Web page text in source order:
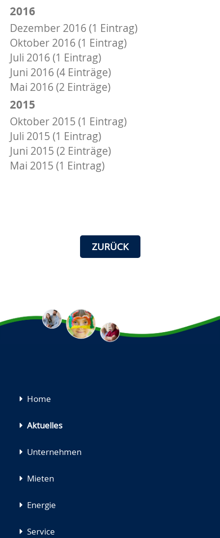
2016
Dezember 2016 (1 Eintrag)
Oktober 2016 (1 Eintrag)
Juli 2016 (1 Eintrag)
Juni 2016 (4 Einträge)
Mai 2016 (2 Einträge)
2015
Oktober 2015 (1 Eintrag)
Juli 2015 (1 Eintrag)
Juni 2015 (2 Einträge)
Mai 2015 (1 Eintrag)
ZURÜCK
Navigation
Home
Aktuelles
Unternehmen
Mieten
Energie
Service